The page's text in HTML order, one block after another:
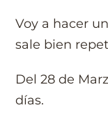
Voy a hacer
sale bien
Del 28 de
días.